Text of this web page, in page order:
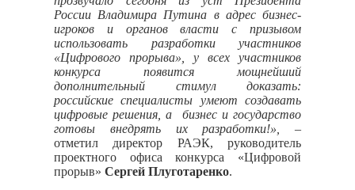
России Владимира Путина в адрес бизнес-
игроков и органов власти с призывом
использовать разработки участников
«Цифрового прорыва», у всех участников
конкурса появится мощнейший
дополнительный стимул доказать:
российские специалисты умеют создавать
цифровые решения, а бизнес и государство
готовы внедрять их разработки!», –
отметил директор РАЭК, руководитель
проектного офиса конкурса «Цифровой
прорыв» Сергей Плуготаренко.